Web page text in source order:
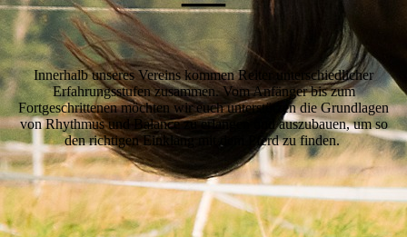
Innerhalb unseres Vereins kommen Reiter unterschiedlicher
Erfahrungsstufen zusammen. Vom Anfänger bis zum
Fortgeschrittenen möchten wir euch unterstützen die Grundlagen
von Rhythmus und Balance zu erlangen und auszubauen, um so
den richtigen Einklang mit dem Pferd zu finden.